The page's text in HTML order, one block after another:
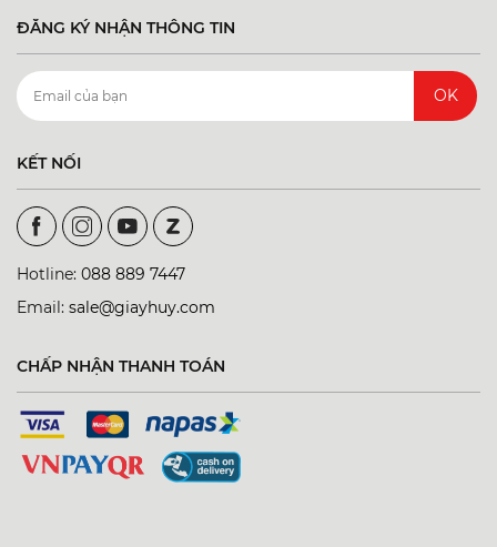
ĐĂNG KÝ NHẬN THÔNG TIN
OK
KẾT NỐI
Hotline: 088 889 7447
Email: sale@giayhuy.com
CHẤP NHẬN THANH TOÁN